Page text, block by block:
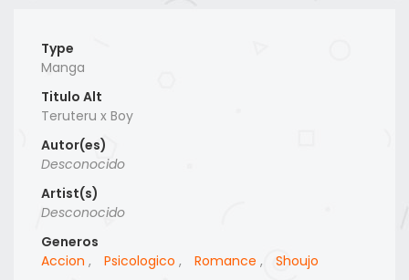
Type
Manga
Titulo Alt
Teruteru x Boy
Autor(es)
Desconocido
Artist(s)
Desconocido
Generos
Accion , Psicologico , Romance ,
Shoujo